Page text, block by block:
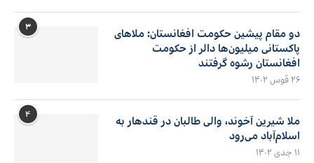
۳
دو مقام پیشین حکومت افغانستان: ملاهای
پاکستانی میلیون‌ها دالر از حکومت
افغانستان رشوه گرفتند
۲۶ قوس ۱۴۰۲
۴
ملا شیرین آخوند، والی طالبان در قندهار به
اسلام‌آباد می‌رود
۱۱ جدی ۱۴۰۲